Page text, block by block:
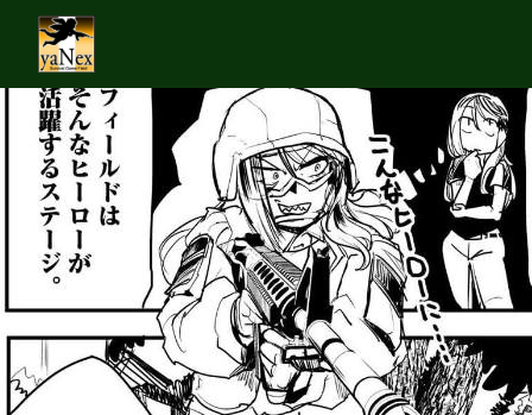
コミック「サバゲっぱなしＳ 5巻
きました。